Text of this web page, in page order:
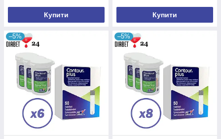
Купити Купити
–5% –5%